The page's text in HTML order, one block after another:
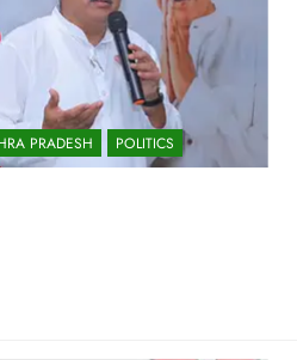
PRADESH POLITICS